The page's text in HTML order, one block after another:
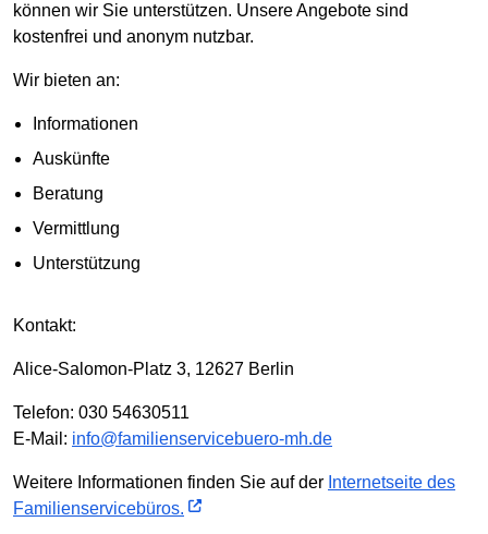
können wir Sie unterstützen. Unsere Angebote sind
kostenfrei und anonym nutzbar.
Wir bieten an:
Informationen
Auskünfte
Beratung
Vermittlung
Unterstützung
Kontakt:
Alice-Salomon-Platz 3, 12627 Berlin
Telefon: 030 54630511
E-Mail: info@familienservicebuero-mh.de
Weitere Informationen finden Sie auf der Internetseite des
Familienservicebüros.